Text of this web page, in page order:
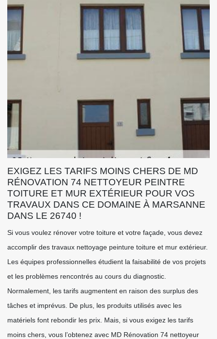
EXIGEZ LES TARIFS MOINS CHERS DE MD
RÉNOVATION 74 NETTOYEUR PEINTRE
TOITURE ET MUR EXTÉRIEUR POUR VOS
TRAVAUX DANS CE DOMAINE À MARSANNE
DANS LE 26740 !
Si vous voulez rénover votre toiture et votre façade, vous devez
accomplir des travaux nettoyage peinture toiture et mur extérieur.
Les équipes professionnelles étudient la faisabilité de vos projets
et les problèmes rencontrés au cours du diagnostic.
Normalement, les tarifs augmentent en raison des surplus des
tâches et imprévus. De plus, les produits utilisés avec les
matériels font rebondir les prix. Mais, si vous exigez les tarifs
moins chers, vous l’obtenez avec MD Rénovation 74 nettoyeur